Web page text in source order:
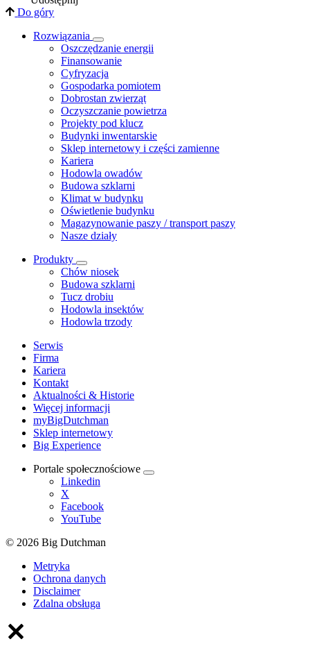
Do góry
Rozwiązania
​Oszczędzanie energii
Finansowanie
Cyfryzacja
Gospodarka pomiotem
Dobrostan zwierząt
Oczyszczanie powietrza
Projekty pod klucz
Budynki inwentarskie
Sklep internetowy i części zamienne
Kariera
Hodowla owadów
Budowa szklarni
Klimat w budynku
Oświetlenie budynku
Magazynowanie paszy / transport paszy
Nasze działy
Produkty
Chów niosek
Budowa szklarni
Tucz drobiu
Hodowla insektów
Hodowla trzody
Serwis
Firma
Kariera
Kontakt
Aktualności & Historie
Więcej informacji
myBigDutchman
Sklep internetowy
Big Experience
Portale społecznościowe
Linkedin
X
Facebook
YouTube
© 2026 Big Dutchman
Metryka
Ochrona danych
Disclaimer
Zdalna obsługa